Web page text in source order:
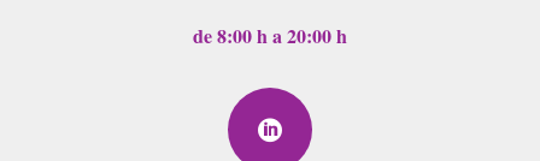
de 8:00 h a 20:00 h
